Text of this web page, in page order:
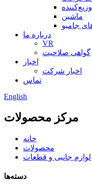
ماشین
جامبو
درباره ما
VR
گواهی صلاحیت
اخبار
اخبار شرکت
تماس
English
مرکز محصولات
خانه
محصولات
لوازم جانبی و قطعات
دسته‌ها